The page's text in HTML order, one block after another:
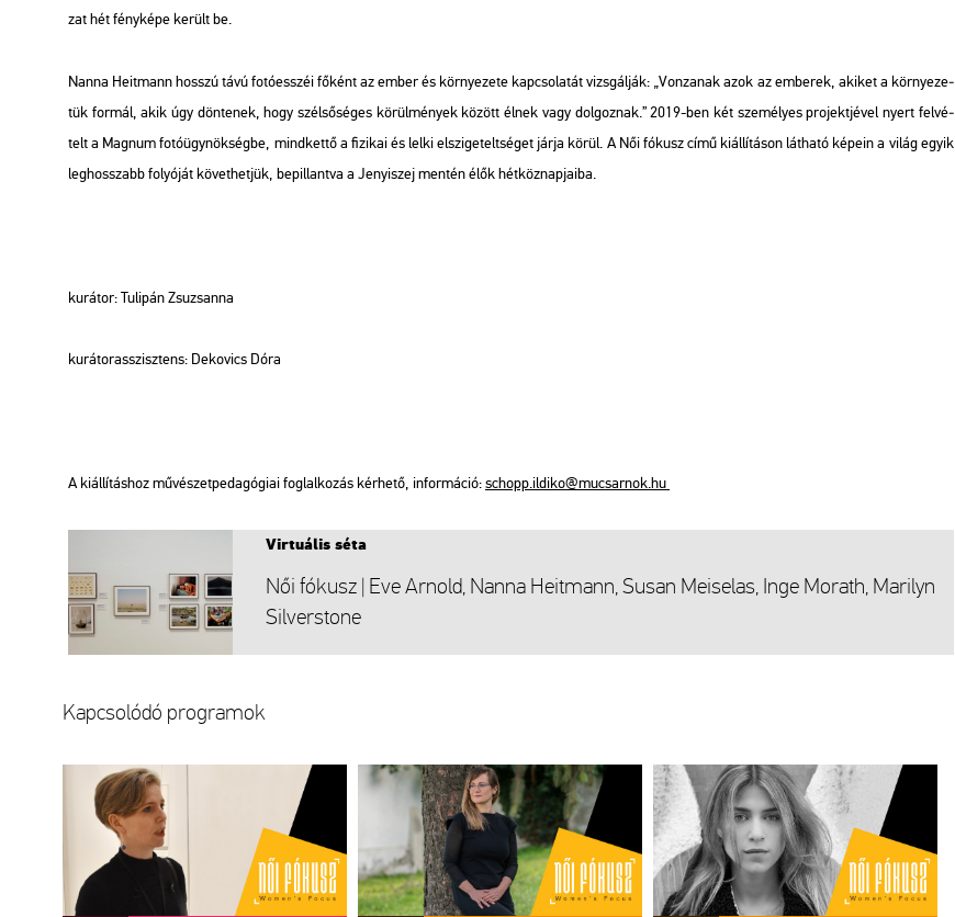
zat hét fény­ké­pe ke­rült be.
Nanna Heit­mann hosszú távú fo­tó­esszéi fő­ként az ember és kör­nye­ze­te kap­cso­la­tát vizs­gál­ják: „Von­za­nak azok az em­be­rek, aki­ket a kör­nye­ze­
tük for­mál, akik úgy dön­te­nek, hogy szél­ső­sé­ges kö­rül­mé­nyek kö­zött élnek vagy dol­goz­nak.” 2019-ben két sze­mé­lyes pro­jekt­jé­vel nyert fel­vé­
telt a Mag­num fo­tó­ügy­nök­ség­be, mind­ket­tő a fi­zi­kai és lelki el­szi­ge­telt­sé­get járja körül. ANői fó­kuszcímű ki­ál­lí­tá­son lát­ha­tó ké­pe­in a világ egyik
leg­hosszabb fo­lyó­ját kö­vet­het­jük, be­pil­lant­va a Je­nyi­szej men­tén élők hét­köz­nap­ja­i­ba.
ku­rá­tor: Tu­li­pán Zsu­zsan­na
ku­rá­tor­asszisz­tens: De­ko­vics Dóra
A ki­ál­lí­tás­hoz mű­vé­szet­pe­da­gó­gi­ai fog­lal­ko­zás kér­he­tő, in­for­má­ció:schopp.​il­di­ko@​mu­csar­nok.​hu
Vir­tu­á­lis séta
Női fó­kusz | Eve Ar­nold, Nanna Heit­mann, Susan Mei­se­las, Inge Mo­rath, Ma­ri­lyn
Sil­vers­to­ne
Kap­cso­ló­dó prog­ra­mok